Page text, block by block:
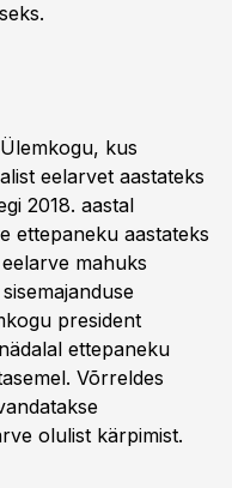
kus
eelarvet aastateks
2018. aastal
ettepaneku aastateks
mahuks
president
ettepaneku
Võrreldes
olulist kärpimist.